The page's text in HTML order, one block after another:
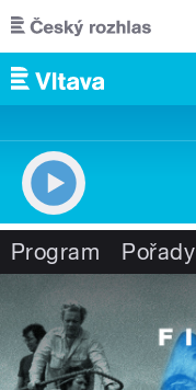
Přejít k hlavnímu obsahu
Program Pořady